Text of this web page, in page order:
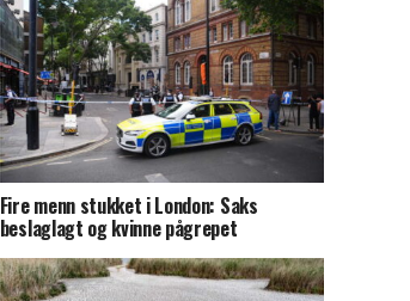
Fire menn stukket i London: Saks
beslaglagt og kvinne pågrepet